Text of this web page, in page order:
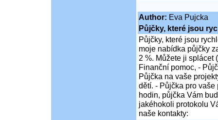
Author: Eva Pujcka
Půjčky, které jsou
Půjčky, které jsou
moje nabídka půjčky
2 %. Můžete ji splácet
Finanční pomoc, -
Půjčka na vaše
dětí. - Půjčka pro
hodin, půjčka Vám
jakéhokoli protokolu
naše kontakty: